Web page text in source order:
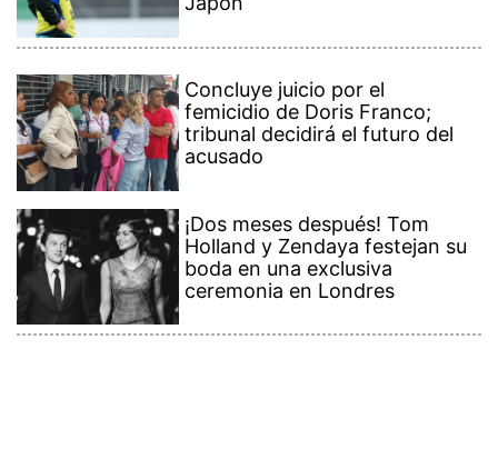
Concluye juicio por el
femicidio de Doris Franco;
tribunal decidirá el futuro del
acusado
¡Dos meses después! Tom
Holland y Zendaya festejan su
boda en una exclusiva
ceremonia en Londres